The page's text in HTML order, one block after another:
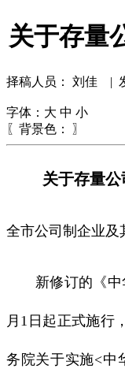
关于存量
择稿人员： 刘佳 |
字体： 大 中 小
〖背景色： 〗
关于存量
全市公司制企业及
新修订的《中
月1日起正式施行
务院关于实施<中